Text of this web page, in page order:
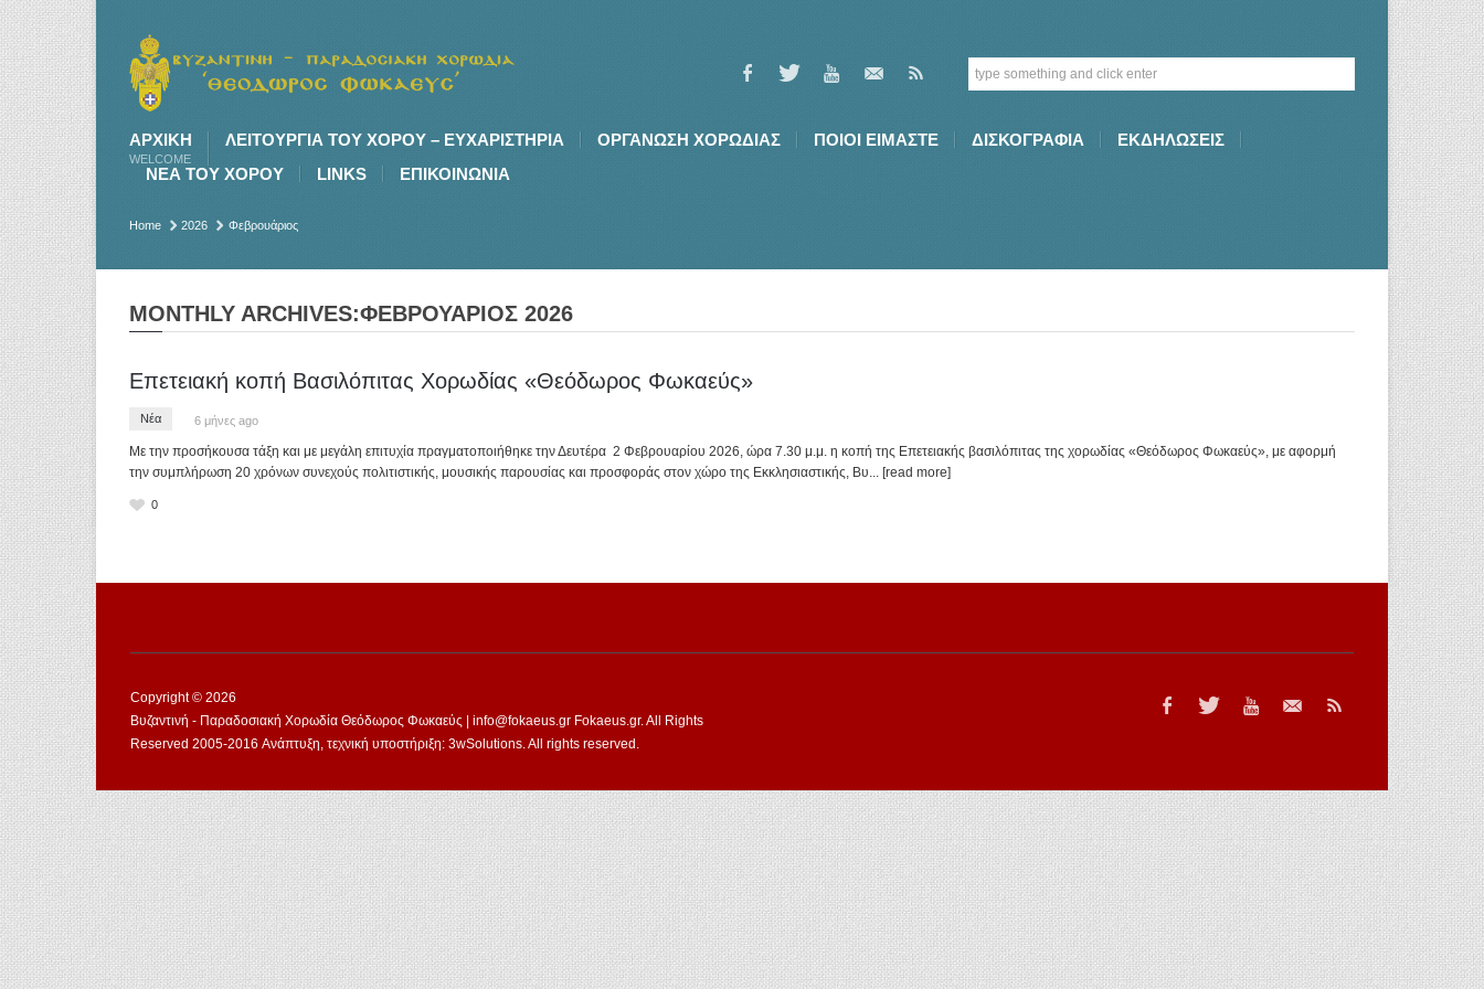
ΑΡΧΙΚΉ
WELCOME
ΛΕΙΤΟΥΡΓΙΑ ΤΟΥ ΧΟΡΟΥ – ΕΥΧΑΡΙΣΤΗΡΙΑ ΟΡΓΑΝΩΣΗ ΧΟΡΩΔΙΑΣ ΠΟΙΟI ΕΙΜΑΣΤΕ ΔΙΣΚΟΓΡΑΦΙΑ
ΕΚΔΗΛΩΣΕΙΣ
ΝΕΑ ΤΟΥ ΧΟΡΟΥ
LINKS ΕΠΙΚΟΙΝΩΝΙΑ
Home 2026 Φεβρουάριος
MONTHLY ARCHIVES:ΦΕΒΡΟΥΆΡΙΟΣ 2026
Επετειακή κοπή Βασιλόπιτας Χορωδίας «Θεόδωρος Φωκαεύς»
Νέα 6 μήνες ago
Με την προσήκουσα τάξη και με μεγάλη επιτυχία πραγματοποιήθηκε την Δευτέρα 2 Φεβρουαρίου 2026, ώρα 7.30 μ.μ. η κοπή της Επετειακής βασιλόπιτας της χορωδίας «Θεόδωρος Φωκαεύς», με αφορμή
την συμπλήρωση 20 χρόνων συνεχούς πολιτιστικής, μουσικής παρουσίας και προσφοράς στον χώρο της Εκκλησιαστικής, Βυ... [read more]
0
Copyright © 2026
Βυζαντινή - Παραδοσιακή Χορωδία Θεόδωρος Φωκαεύς | info@fokaeus.gr Fokaeus.gr. All Rights
Reserved 2005-2016 Ανάπτυξη, τεχνική υποστήριξη: 3wSolutions. All rights reserved.